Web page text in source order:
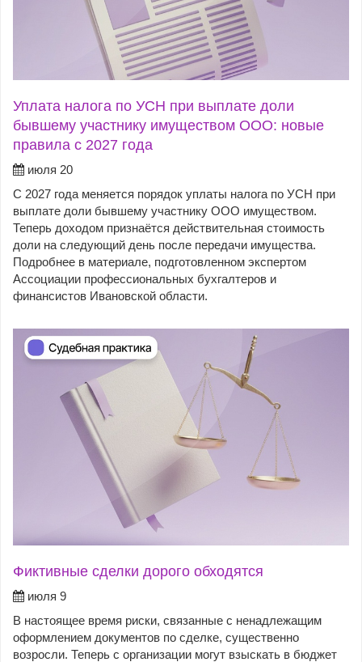
Уплата налога по УСН при выплате доли
бывшему участнику имуществом ООО: новые
правила с 2027 года
июля 20
С 2027 года меняется порядок уплаты налога по УСН при
выплате доли бывшему участнику ООО имуществом.
Теперь доходом признаётся действительная стоимость
доли на следующий день после передачи имущества.
Подробнее в материале, подготовленном экспертом
Ассоциации профессиональных бухгалтеров и
финансистов Ивановской области.
Фиктивные сделки дорого обходятся
июля 9
В настоящее время риски, связанные с ненадлежащим
оформлением документов по сделке, существенно
возросли. Теперь с организации могут взыскать в бюджет